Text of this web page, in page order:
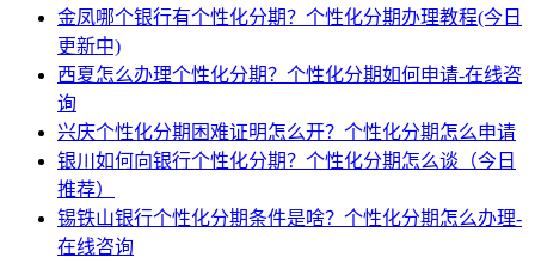
金凤哪个银行有个性化分期？个性化分期办理教程(今日
更新中)
西夏怎么办理个性化分期？个性化分期如何申请-在线咨
询
兴庆个性化分期困难证明怎么开？个性化分期怎么申请
银川如何向银行个性化分期？个性化分期怎么谈（今日
推荐）
锡铁山银行个性化分期条件是啥？个性化分期怎么办理-
在线咨询